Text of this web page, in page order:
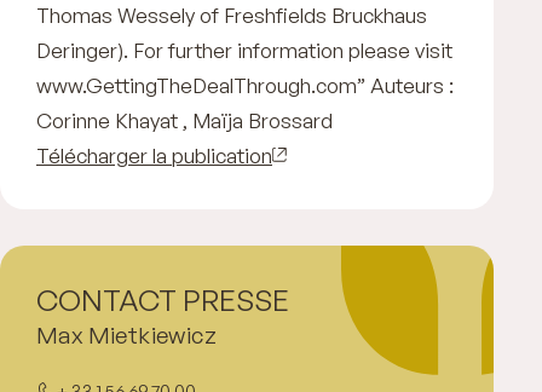
Thomas Wessely of Freshfields Bruckhaus
Deringer). For further information please visit
www.GettingTheDealThrough.com” Auteurs :
Corinne Khayat , Maïja Brossard
Télécharger la publication
Max Mietkiewicz
CONTACT PRESSE